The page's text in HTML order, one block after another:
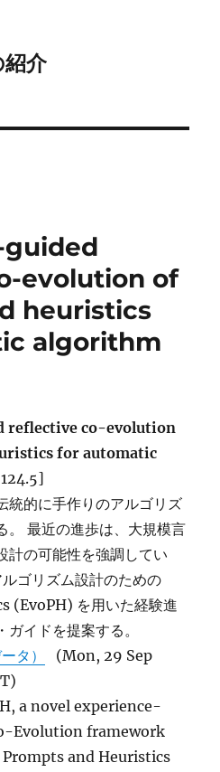
介
guided
evolution of
heuristics
algorithm
reflective co-evolution
for automatic
統的に手作りのアルゴリズ
。 最近の進歩は、大規模言
計の可能性を強調してい
ゴリズム設計のための
(EvoPH) を用いた経験進
イドを提案する。
タ）
(Mon, 29 Sep
a novel experience-
Evolution framework
and Heuristics